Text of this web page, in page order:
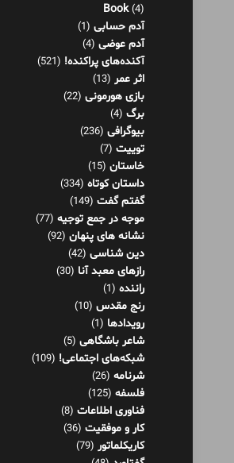
Book(4)
آدم حسابی (1)
آدم عوضی (4)
آکنده‌های پراکنده! (521)
اثر عمر (13)
بازی هورمونی (22)
برگ (4)
بیوگرافی (236)
توییت (7)
خاستان (15)
داستان کوتاه (334)
گفتم گفت (149)
موجه در جمع توجیه (77)
نشانه های پنهان (92)
دین شناسی (42)
رازهای معبد آنا (30)
راننده (1)
رنج مقدس (10)
رویدادها (1)
شاعر باشگاهی (5)
شبکه‌های اجتماعی! (109)
شرنامه (26)
فلسفه (125)
فناوری اطلاعات (8)
کار و موفقیت (36)
کاریکلماتور (79)